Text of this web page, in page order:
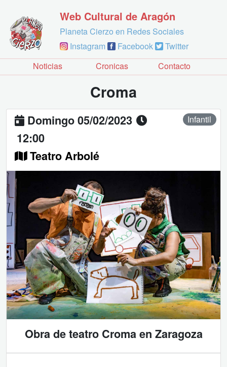
Web Cultural de Aragón
Planeta Cierzo en Redes Sociales
Instagram
Facebook
Twitter
Noticias
Cronicas Contacto
Croma
Domingo 05/02/2023
12:00
Teatro Arbolé
Infantil
Obra de teatro Croma en Zaragoza